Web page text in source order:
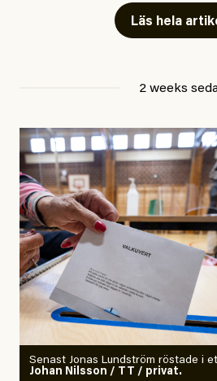
skriver för? Vad betyder det att
oberoende” tidning? Och vad är
utpekas som israelisk infiltratör”
handlar artikeln om en person
splittring och oro i rörelsen”.
skapar betydligt mer oro i
oberoende vänstern – än den
eller dess bakgrund.
Det finns en väldigt enkel regel
rörelser när det gäller
Antingen har en bevis på att de
ska en gå ut med det så fort det
Läs hela
2 weeks
Senast Jonas Lundström röstade i
Johan Nilsson / TT / privat.